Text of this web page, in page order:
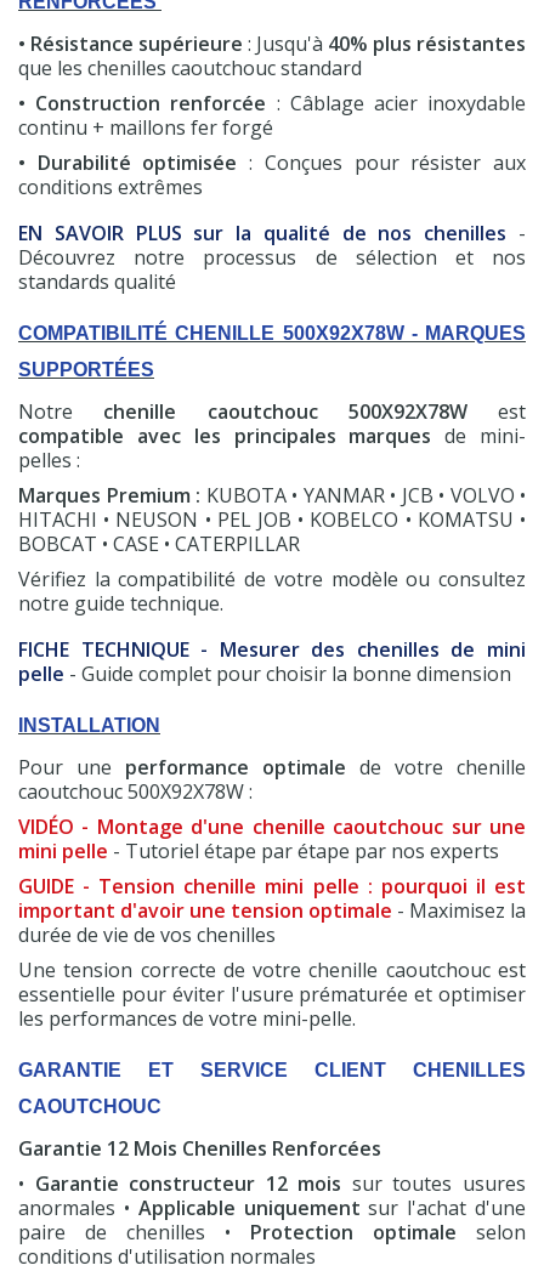
(7 avis)
• Résistance supérieure : Jusqu'à 40% plus résistantes
que les chenilles caoutchouc standard
• Construction renforcée : Câblage acier inoxydable
continu + maillons fer forgé
• Durabilité optimisée : Conçues pour résister aux
conditions extrêmes
EN SAVOIR PLUS sur la qualité de nos chenilles -
Découvrez notre processus de sélection et nos
standards qualité
COMPATIBILITÉ CHENILLE 500X92X78W - MARQUES
SUPPORTÉES
Notre chenille caoutchouc 500X92X78W est
compatible avec les principales marques de mini-
pelles :
Marques Premium : KUBOTA • YANMAR • JCB • VOLVO •
HITACHI • NEUSON • PEL JOB • KOBELCO • KOMATSU •
BOBCAT • CASE • CATERPILLAR
Vérifiez la compatibilité de votre modèle ou consultez
notre guide technique.
FICHE TECHNIQUE - Mesurer des chenilles de mini
pelle - Guide complet pour choisir la bonne dimension
INSTALLATION
Pour une performance optimale de votre chenille
caoutchouc 500X92X78W :
VIDÉO - Montage d'une chenille caoutchouc sur une
mini pelle - Tutoriel étape par étape par nos experts
GUIDE - Tension chenille mini pelle : pourquoi il est
important d'avoir une tension optimale - Maximisez la
durée de vie de vos chenilles
Une tension correcte de votre chenille caoutchouc est
essentielle pour éviter l'usure prématurée et optimiser
les performances de votre mini-pelle.
GARANTIE ET SERVICE CLIENT CHENILLES
CAOUTCHOUC
Garantie 12 Mois Chenilles Renforcées
• Garantie constructeur 12 mois sur toutes usures
anormales • Applicable uniquement sur l'achat d'une
paire de chenilles • Protection optimale selon
conditions d'utilisation normales